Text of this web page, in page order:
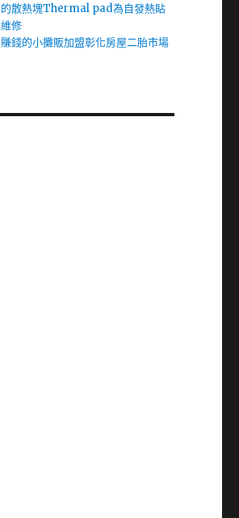
的散熱塊Thermal pad為自發熱貼
修
錢的小攤販加盟彰化房屋二胎市場